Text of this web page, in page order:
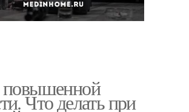
повышенной
Что делать при